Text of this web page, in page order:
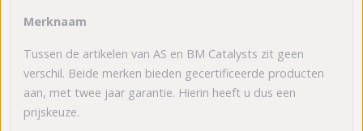
Merknaam
Tussen de artikelen van AS en BM Catalysts zit geen
verschil. Beide merken bieden gecertificeerde producten
aan, met twee jaar garantie. Hierin heeft u dus een
prijskeuze.